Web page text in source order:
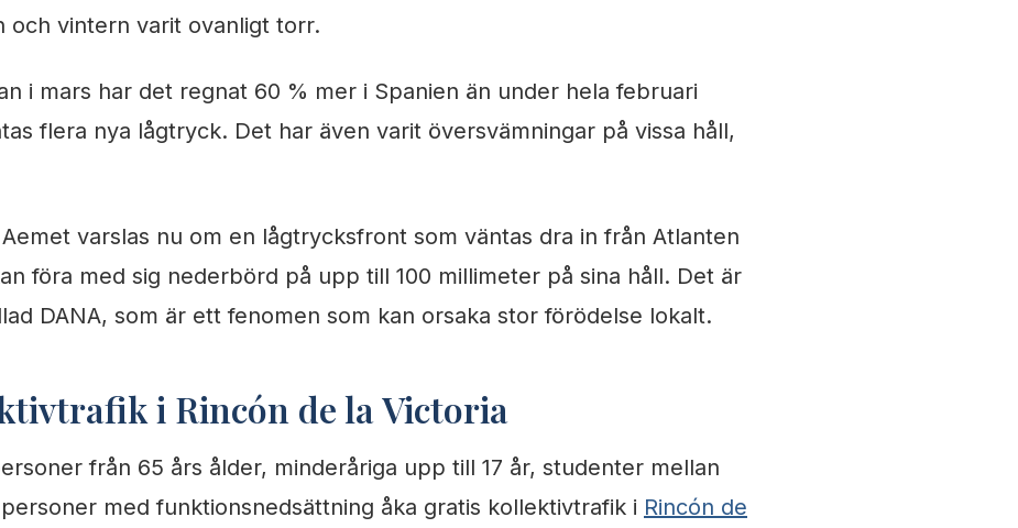
och vintern varit ovanligt torr.
i mars har det regnat 60 % mer i Spanien än under hela februari
flera nya lågtryck. Det har även varit översvämningar på vissa håll,
varslas nu om en lågtrycksfront som väntas dra in från Atlanten
föra med sig nederbörd på upp till 100 millimeter på sina håll. Det är
DANA, som är ett fenomen som kan orsaka stor förödelse lokalt.
i Rincón de la Victoria
från 65 års ålder, minderåriga upp till 17 år, studenter mellan
med funktionsnedsättning åka gratis kollektivtrafik i Rincón de